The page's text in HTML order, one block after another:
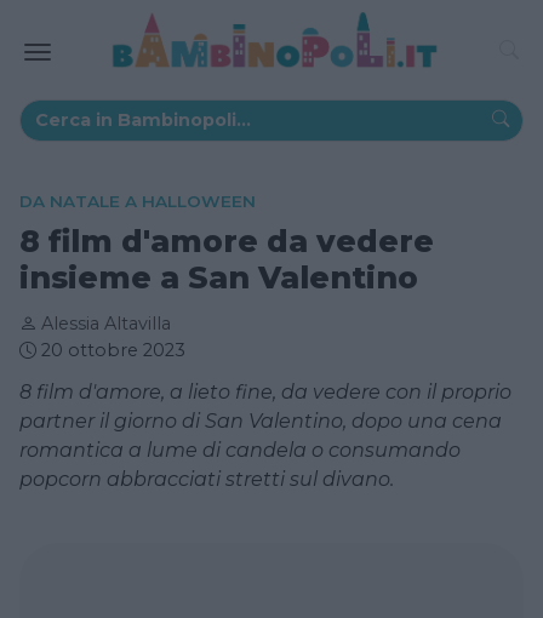
DA NATALE A HALLOWEEN
8 film d'amore da vedere
insieme a San Valentino
Alessia Altavilla
20 ottobre 2023
8 film d'amore, a lieto fine, da vedere con il proprio
partner il giorno di San Valentino, dopo una cena
romantica a lume di candela o consumando
popcorn abbracciati stretti sul divano.